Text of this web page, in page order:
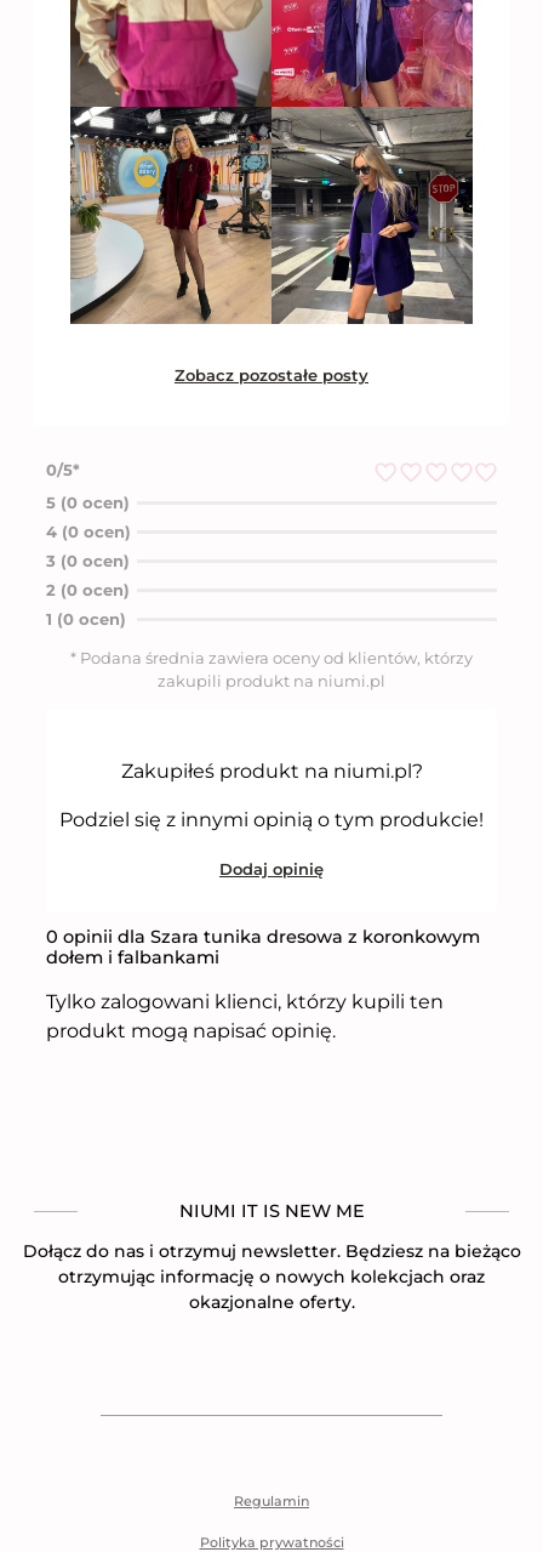
Zobacz pozostałe posty
0/5*
5
n
5 (0 ocen)
4 (0 ocen)
3 (0 ocen)
2 (0 ocen)
1 (0 ocen)
* Podana średnia zawiera oceny od klientów, którzy
zakupili produkt na niumi.pl
Zakupiłeś produkt na niumi.pl?
Podziel się z innymi opinią o tym produkcie!
Dodaj opinię
0 opinii dla Szara tunika dresowa z koronkowym
dołem i falbankami
Tylko zalogowani klienci, którzy kupili ten
produkt mogą napisać opinię.
NIUMI IT IS NEW ME
Dołącz do nas i otrzymuj newsletter. Będziesz na bieżąco
otrzymując informację o nowych kolekcjach oraz
okazjonalne oferty.
Regulamin
Polityka prywatności